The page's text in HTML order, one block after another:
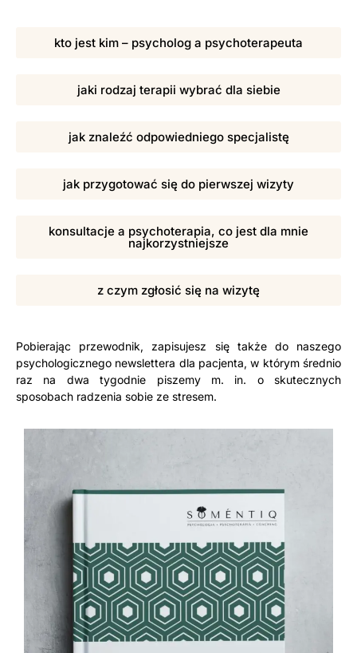
kto jest kim – psycholog a psychoterapeuta
jaki rodzaj terapii wybrać dla siebie
jak znaleźć odpowiedniego specjalistę
jak przygotować się do pierwszej wizyty
konsultacje a psychoterapia, co jest dla mnie
najkorzystniejsze
z czym zgłosić się na wizytę
Pobierając przewodnik, zapisujesz się także do naszego
psychologicznego newslettera dla pacjenta, w którym średnio
raz na dwa tygodnie piszemy m. in. o skutecznych
sposobach radzenia sobie ze stresem.